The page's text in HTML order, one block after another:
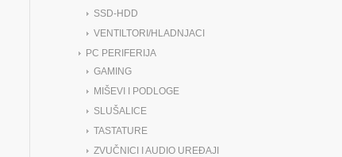
SSD-HDD
VENTILTORI/HLADNJACI
PC PERIFERIJA
GAMING
MIŠEVI I PODLOGE
SLUŠALICE
TASTATURE
ZVUČNICI I AUDIO UREĐAJI